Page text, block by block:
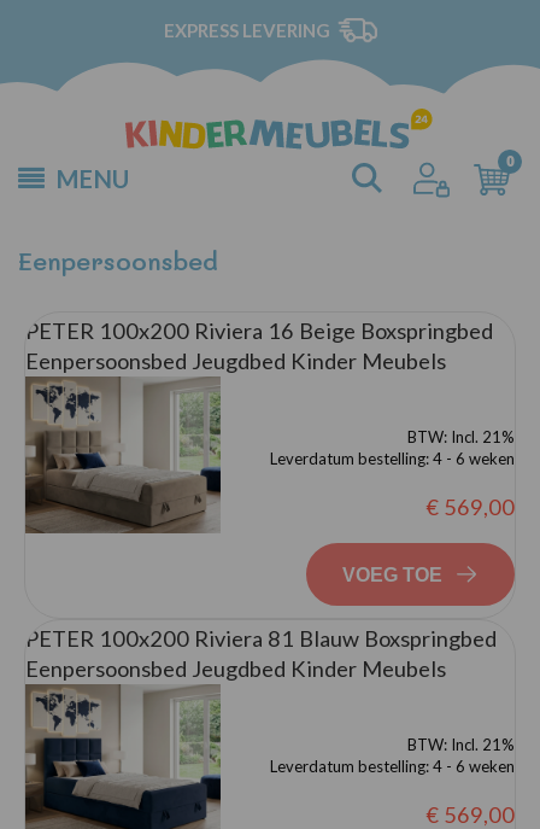
EXPRESS LEVERING
MENU
Eenpersoonsbed
PETER 100x200 Riviera 16 Beige Boxspringbed
Eenpersoonsbed Jeugdbed Kinder Meubels
BTW: Incl. 21%
Leverdatum bestelling:4 - 6 weken
€ 569,00
VOEG TOE
PETER 100x200 Riviera 81 Blauw Boxspringbed
Eenpersoonsbed Jeugdbed Kinder Meubels
BTW: Incl. 21%
Leverdatum bestelling:4 - 6 weken
€ 569,00